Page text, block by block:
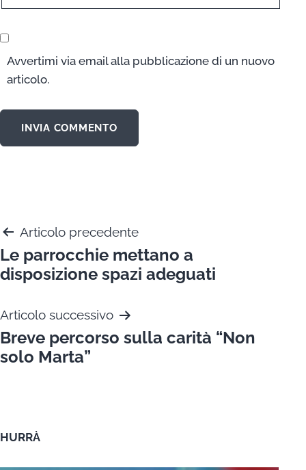
Avvertimi via email alla pubblicazione di un nuovo
articolo.
Navigazione
articoli
Articolo precedente
Le parrocchie mettano a
disposizione spazi adeguati
Articolo successivo
Breve percorso sulla carità “Non
solo Marta”
HURRÀ